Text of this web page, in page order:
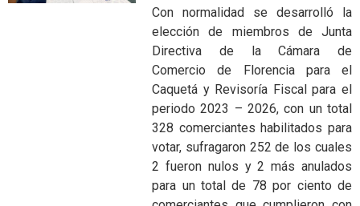
Con normalidad se desarrolló la
elección de miembros de Junta
Directiva de la Cámara de
Comercio de Florencia para el
Caquetá y Revisoría Fiscal para el
periodo 2023 – 2026, con un total
328 comerciantes habilitados para
votar, sufragaron 252 de los cuales
2 fueron nulos y 2 más anulados
para un total de 78 por ciento de